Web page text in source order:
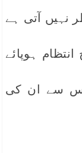
نہیں آتی ہے
ہوپائے
سے ان کی